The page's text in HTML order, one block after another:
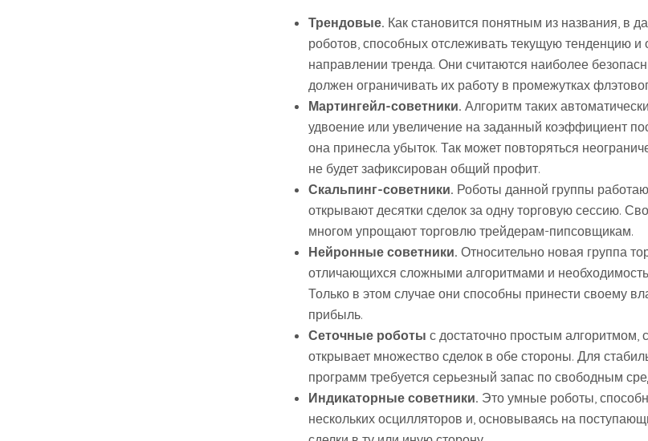
Трендовые. Как становится понятным из названия, в
роботов, способных отслеживать текущую тенденцию и
направлении тренда. Они считаются наиболее
должен ограничивать их работу в промежутках
Мартингейл-советники. Алгоритм таких
удвоение или увеличение на заданный коэффициент
она принесла убыток. Так может повторяться
не будет зафиксирован общий профит.
Скальпинг-советники. Роботы данной группы
открывают десятки сделок за одну торговую сессию.
многом упрощают торговлю трейдерам-пипсовщикам.
Нейронные советники. Относительно новая группа
отличающихся сложными алгоритмами и
Только в этом случае они способны принести своему
прибыль.
Сеточные роботы с достаточно простым алгоритмом,
открывает множество сделок в обе стороны. Для
программ требуется серьезный запас по свободным
Индикаторные советники. Это умные роботы,
нескольких осцилляторов и, основываясь на